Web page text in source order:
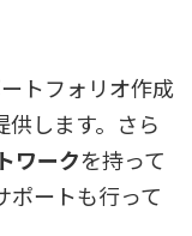
トフォリオ作成
供します。さら
ワークを持って
ポートも行って